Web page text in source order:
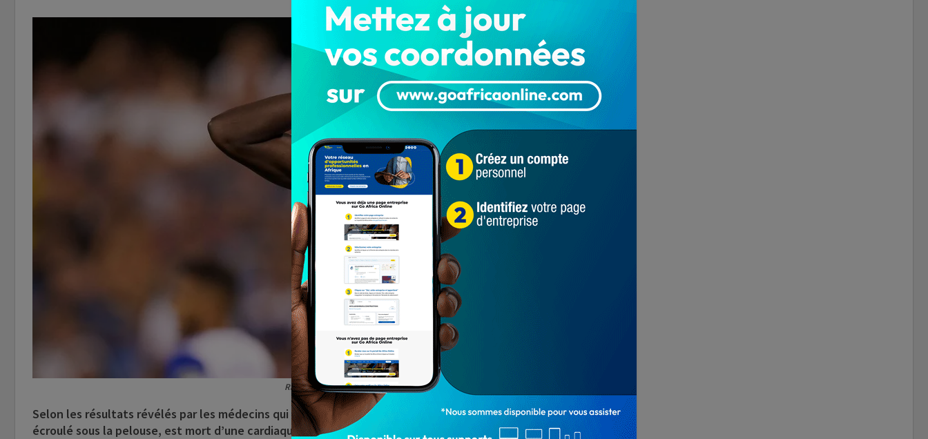
Raphael Dwamena
Selon les résultats révélés par les médecins qui l’ont examiné après le drame, Raphael Dwamena qui s’est
écroulé sous la pelouse, est mort d’une cardiaque.